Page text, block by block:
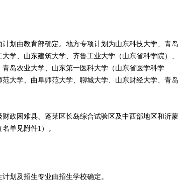
由教育部确定。地方专项计划为山东科技大学、青岛
学、山东建筑大学、齐鲁工业大学（山东省科学院）、
岛农业大学、山东第一医科大学（山东省医学科学
大学、曲阜师范大学、聊城大学、山东财经大学、青岛
困难县、蓬莱区长岛综合试验区及中西部地区和沂蒙
单见附件1）。
及招生专业由招生学校确定。